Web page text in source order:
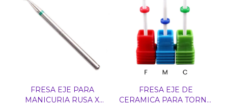
FRESA EJE PARA
MANICURIA RUSA X
FRESA EJE DE
CERAMICA PARA TORNO